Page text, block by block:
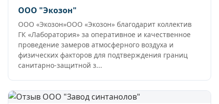
ООО "Экозон"
ООО «Экозон»ООО «Экозон» благодарит коллектив
ГК «Лаборатория» за оперативное и качественное
проведение замеров атмосферного воздуха и
физических факторов для подтверждения границ
санитарно-защитной з...